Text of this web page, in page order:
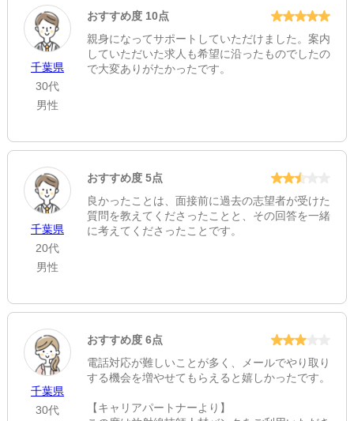
最寄り駅3
京成稲毛
ホームページ
https://myc-masago.jp/
千葉県
30代
男性
おすすめ度 10点
親身になってサポートしていただけました。案内
していただいた求人も希望に沿ったものでしたの
で大変ありがたかったです。
千葉県
20代
男性
おすすめ度 5点
良かったことは、面接前に過去の志望者が受けた
質問を教えてくださったことと、その回答を一緒
に考えてくださったことです。
千葉県
30代
おすすめ度 6点
電話対応が難しいことが多く、メールでやり取り
する機会を増やせてもらえると嬉しかったです。
【キャリアパートナーより】